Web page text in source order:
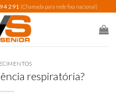
291 (Chamada para rede fixa nacional)
respiratória?